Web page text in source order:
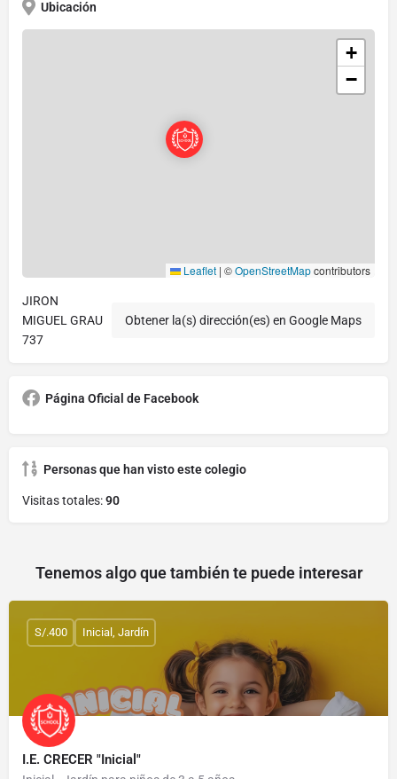
Ubicación
+
−
Leaflet | ©OpenStreetMapcontributors
JIRON
MIGUEL GRAU
737
Obtener la(s) dirección(es) en Google Maps
Página Oficial de Facebook
Personas que han visto este colegio
Visitas totales:90
Tenemos algo que también te puede interesar
I.E. CRECER "Inicial"
S/.400 Inicial, Jardín